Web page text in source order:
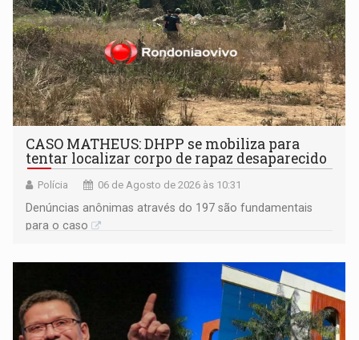
CASO MATHEUS: DHPP se mobiliza para
tentar localizar corpo de rapaz desaparecido
Polícia 06 de Agosto de 2026 às 10:31
Denúncias anônimas através do 197 são fundamentais
para o caso